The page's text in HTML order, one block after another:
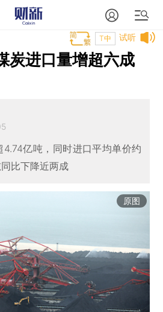
试听
T中
炭进口量增超六成
亿吨，同时进口平均单价约
比下降近两成
原图